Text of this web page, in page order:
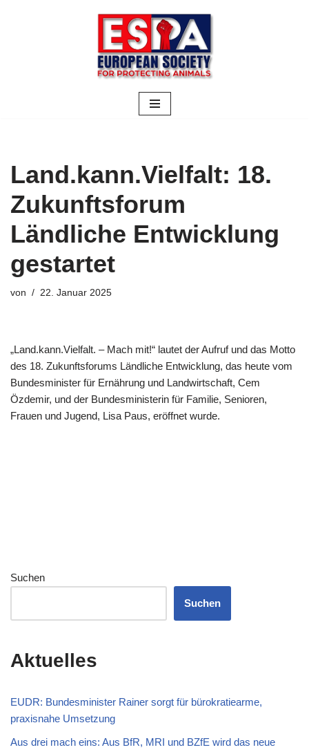
Land.kann.Vielfalt: 18.
Zukunftsforum
Ländliche Entwicklung
gestartet
von 22. Januar 2025
„Land.kann.Vielfalt. – Mach mit!“ lautet der Aufruf und das Motto
des 18. Zukunftsforums Ländliche Entwicklung, das heute vom
Bundesminister für Ernährung und Landwirtschaft, Cem
Özdemir, und der Bundesministerin für Familie, Senioren,
Frauen und Jugend, Lisa Paus, eröffnet wurde.
Suchen
Suchen
Aktuelles
EUDR: Bundesminister Rainer sorgt für bürokratiearme,
praxisnahe Umsetzung
Aus drei mach eins: Aus BfR, MRI und BZfE wird das neue